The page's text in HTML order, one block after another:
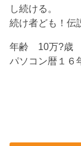
し続ける。
続け者ども！伝
年齢 10万?歳
パソコン暦１６